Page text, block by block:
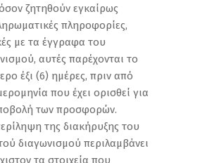
ζητηθούν εγκαίρως
πληροφορίες,
με τα έγγραφα του
αυτές παρέχονται το
έξι (6) ημέρες, πριν από
που έχει ορισθεί για
των προσφορών.
της διακήρυξης του
διαγωνισμού περιλαμβάνει
τα στοιχεία που